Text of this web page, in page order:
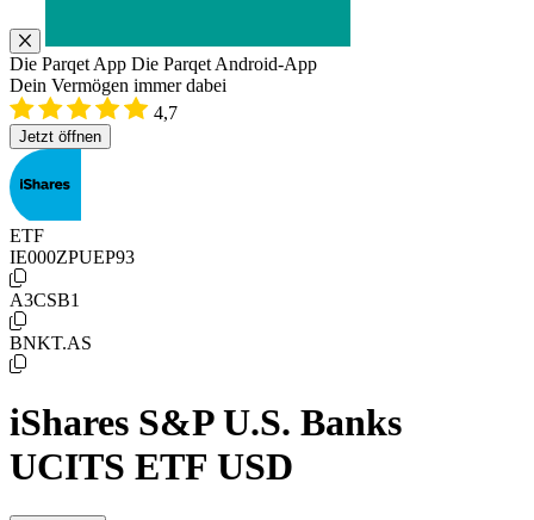
Die Parqet App Die Parqet Android-App
Dein Vermögen immer dabei
4,7
Jetzt öffnen
ETF
IE000ZPUEP93
A3CSB1
BNKT.AS
iShares S&P U.S. Banks
UCITS ETF USD